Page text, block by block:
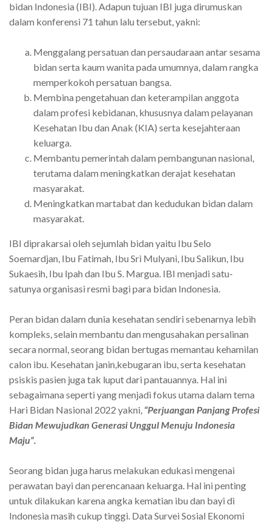
bidan Indonesia (IBI). Adapun tujuan IBI juga dirumuskan
dalam konferensi 71 tahun lalu tersebut, yakni:
Menggalang persatuan dan persaudaraan antar sesama
bidan serta kaum wanita pada umumnya, dalam rangka
memperkokoh persatuan bangsa.
Membina pengetahuan dan keterampilan anggota
dalam profesi kebidanan, khususnya dalam pelayanan
Kesehatan Ibu dan Anak (KIA) serta kesejahteraan
keluarga.
Membantu pemerintah dalam pembangunan nasional,
terutama dalam meningkatkan derajat kesehatan
masyarakat.
Meningkatkan martabat dan kedudukan bidan dalam
masyarakat.
IBI diprakarsai oleh sejumlah bidan yaitu Ibu Selo
Soemardjan, Ibu Fatimah, Ibu Sri Mulyani, Ibu Salikun, Ibu
Sukaesih, Ibu Ipah dan Ibu S. Margua. IBI menjadi satu-
satunya organisasi resmi bagi para bidan Indonesia.
Peran bidan dalam dunia kesehatan sendiri sebenarnya lebih
kompleks, selain membantu dan mengusahakan persalinan
secara normal, seorang bidan bertugas memantau kehamilan
calon ibu. Kesehatan janin,kebugaran ibu, serta kesehatan
psiskis pasien juga tak luput dari pantauannya. Hal ini
sebagaimana seperti yang menjadi fokus utama dalam tema
Hari Bidan Nasional 2022 yakni, “Perjuangan Panjang Profesi
Bidan Mewujudkan Generasi Unggul Menuju Indonesia
Maju”.
Seorang bidan juga harus melakukan edukasi mengenai
perawatan bayi dan perencanaan keluarga. Hal ini penting
untuk dilakukan karena angka kematian ibu dan bayi di
Indonesia masih cukup tinggi. Data Survei Sosial Ekonomi